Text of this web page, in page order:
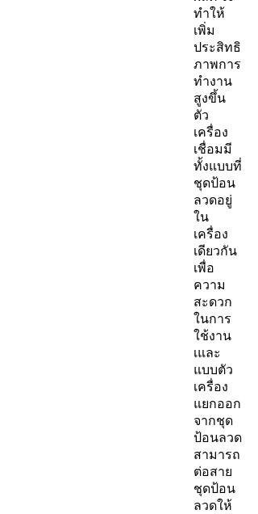
ทำให้
เพิ่ม
ประสิทธิ
ภาพการ
ทำงาน
สูงขึ้น
ตัว
เครื่อง
เชื่อมมี
ทั้งแบบที่
ชุดป้อน
ลวดอยู่
ใน
เครื่อง
เดียวกัน
เพื่อ
ความ
สะดวก
ในการ
ใช้งาน
เและ
แบบตัว
เครื่อง
แยกออก
จากชุด
ป้อนลวด
สามารถ
ต่อสาย
ชุดป้อน
ลวดให้